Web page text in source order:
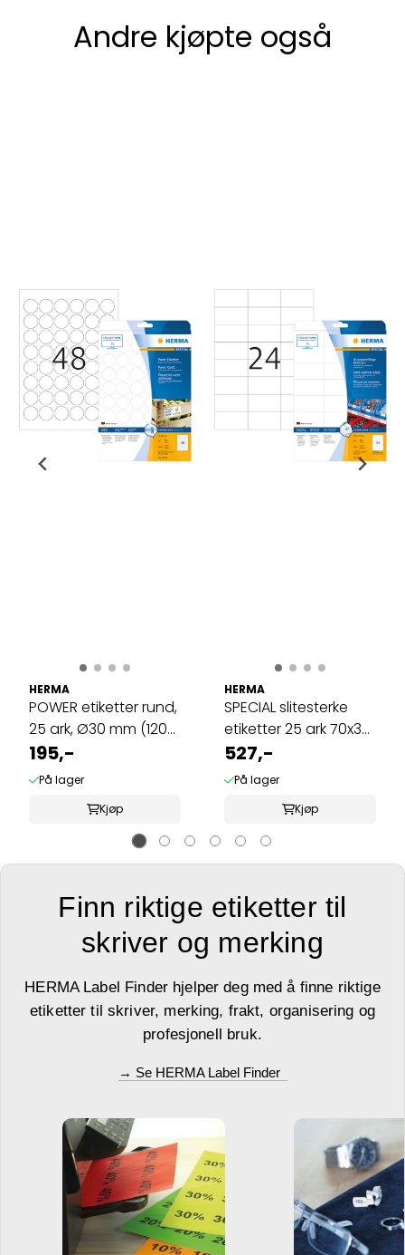
Andre kjøpte også
HERMA
POWER etiketter rund,
25 ark, Ø30 mm (1200
stk)
195,-
På lager
Kjøp
HERMA
SPECIAL slitesterke
etiketter 25 ark 70x37
(600 ...
527,-
På lager
Kjøp
Finn riktige etiketter til
skriver og merking
HERMA Label Finder hjelper deg med å finne riktige
etiketter til skriver, merking, frakt, organisering og
profesjonell bruk.
→ Se HERMA Label Finder